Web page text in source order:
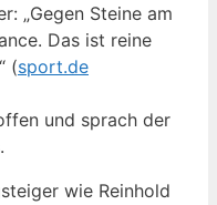
„Gegen Steine am
Das ist reine
(sport.de
und sprach der
wie Reinhold